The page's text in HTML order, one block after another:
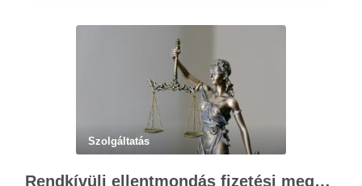
Szolgáltatás
Rendkívüli ellentmondás fizetési meghagyás ellen – Újváry Zsolt Ügyvédi Iroda